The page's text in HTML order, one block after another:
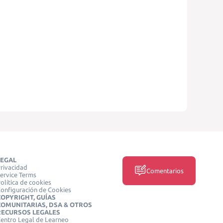
Terms
de cookies
de Cookies
GUÍAS
DSA & OTROS
LEGALES
Legal de Learneo
Comentarios